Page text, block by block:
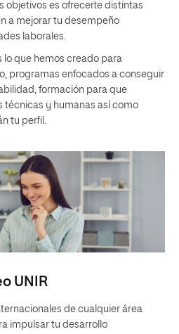
objetivos es ofrecerte distintas
a mejorar tu desempeño
laborales.
lo que hemos creado para
programas enfocados a conseguir
formación para que
y humanas así como
tu perfil.
UNIR
de cualquier área
impulsar tu desarrollo